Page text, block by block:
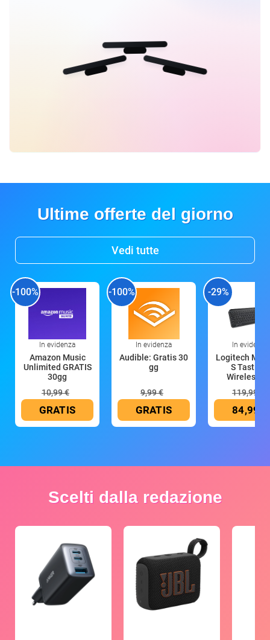
Ultime offerte del giorno
Vedi tutte
-100%
In evidenza
Amazon Music
Unlimited GRATIS
30gg
10,99 €
GRATIS
-100%
In evidenza
Audible: Gratis 30
gg
9,99 €
GRATIS
-29%
In evidenza
Logitech MX
S Tastiera
Wireless
119,99 €
84,99 €
Scelti dalla redazione